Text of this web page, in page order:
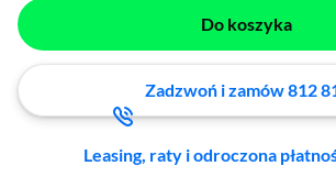
Do koszyka
Zadzwoń i zamów 812
Leasing, raty i odroczona